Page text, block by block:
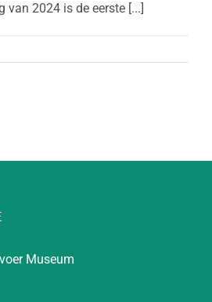
van 2024 is de eerste [...]
Museum